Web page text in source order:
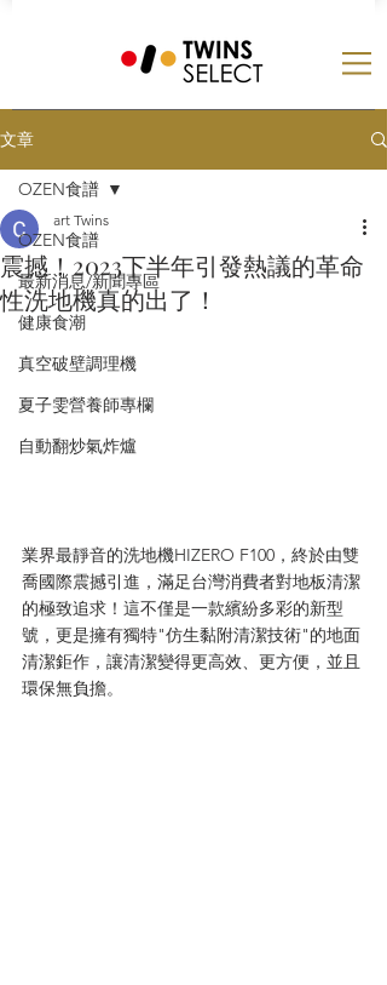
文章
OZEN食譜
最新消息/新聞專區
健康食潮
真空破壁調理機
夏子雯營養師專欄
自動翻炒氣炸爐
OZEN食譜
震撼！2023下半年引發熱議的革命
性洗地機真的出了！
art Twins
業界最靜音的洗地機HIZERO F100，終於由雙
喬國際震撼引進，滿足台灣消費者對地板清潔
的極致追求！這不僅是一款繽紛多彩的新型
號，更是擁有獨特"仿生黏附清潔技術"的地面
清潔鉅作，讓清潔變得更高效、更方便，並且
環保無負擔。